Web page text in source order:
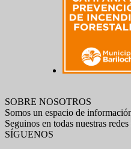
SOBRE NOSOTROS
Somos un espacio de
Seguinos en todas nuestras
SÍGUENOS